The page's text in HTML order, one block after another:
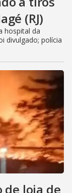
(RJ)
hospital da
divulgado; polícia
de loja de